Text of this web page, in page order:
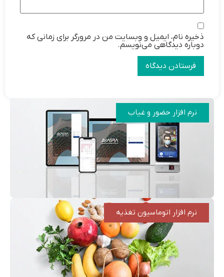
ذخیره نام، ایمیل و وبسایت من در مرورگر برای زمانی که
دوباره دیدگاهی می‌نویسم.
نرم افزار حضور و غیاب
نرم افزار اتوماسیون تغذیه